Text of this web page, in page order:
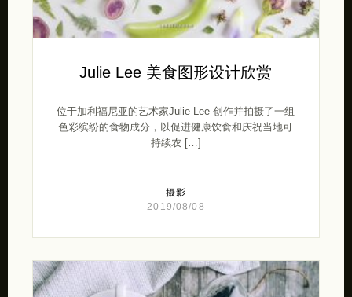
Julie Lee 美食图形设计欣赏
位于加利福尼亚的艺术家Julie Lee 创作并拍摄了一组
色彩缤纷的食物成分，以促进健康饮食和庆祝当地可
持续农 […]
摄影
2019/08/08